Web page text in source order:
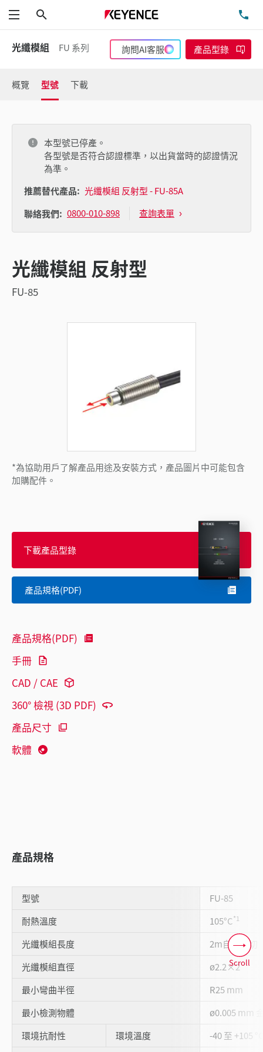
功能表
光纖模組 FU 系列 詢問AI客服 產品型錄
概覽 型號 下載
本型號已停產。
各型號是否符合認證標準，以出貨當時的認證情況
為準。
推薦替代產品: 光纖模組 反射型 - FU-85A
聯絡我們: 0800-010-898 查詢表單
光纖模組 反射型
FU-85
*為協助用戶了解產品用途及安裝方式，產品圖片中可能包含
加購配件。
下載產品型錄
產品規格(PDF)
產品規格(PDF)
手冊
CAD / CAE
360° 檢視 (3D PDF)
產品尺寸
軟體
產品規格
型號
FU-85
耐熱溫度
105°C*1
光纖模組長度
2m自由裁切
光纖模組直徑
ø2.2×2
最小彎曲半徑
R25 mm
最小檢測物體
ø0.005 mm
環境抗耐性
環境溫度
-40 至 +105
Scroll